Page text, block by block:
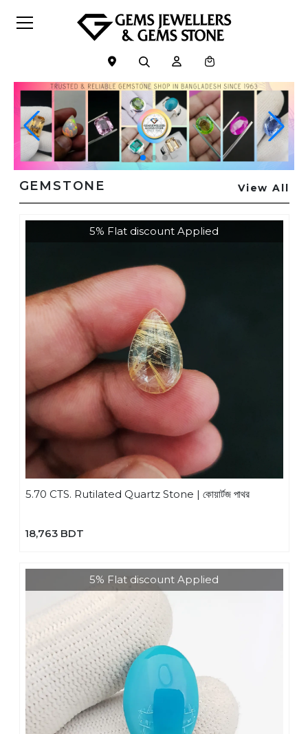
GEMSTONE View All
5% Flat discount Applied
5.70 CTS. Rutilated Quartz Stone | কোয়ার্টজ পাথর
18,763 BDT
5% Flat discount Applied